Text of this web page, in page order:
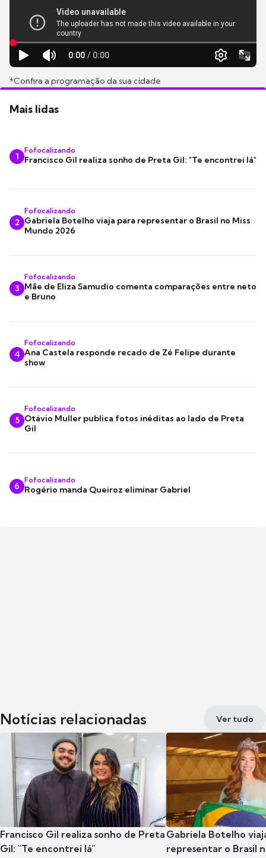
*Confira a programação da sua cidade
Mais lidas
1
Fofocalizando
Francisco Gil realiza sonho de Preta Gil: "Te encontrei lá"
2
Fofocalizando
Gabriela Botelho viaja para representar o Brasil no Miss
Mundo 2026
3
Fofocalizando
Mãe de Eliza Samudio comenta comparações entre neto
e Bruno
4
Fofocalizando
Ana Castela responde recado de Zé Felipe durante
show
5
Fofocalizando
Otávio Muller publica fotos inéditas ao lado de Preta
Gil
6
Fofocalizando
Rogério manda Queiroz eliminar Gabriel
Notícias relacionadas Ver tudo
Francisco Gil realiza sonho de Preta
Gil: "Te encontrei lá"
Gabriela Botelho
representar o Brasil